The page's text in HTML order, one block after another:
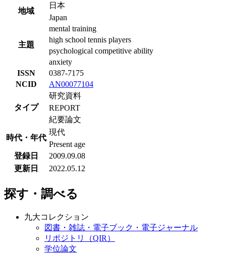
地域
日本
Japan
主題
mental training
high school tennis players
psychological competitive ability
anxiety
ISSN
0387-7175
NCID
AN00077104
タイプ
研究資料
REPORT
紀要論文
時代・年代
現代
Present age
登録日
2009.09.08
更新日
2022.05.12
探す・調べる
九大コレクション
図書・雑誌・電子ブック・電子ジャーナル
リポジトリ（QIR）
学位論文